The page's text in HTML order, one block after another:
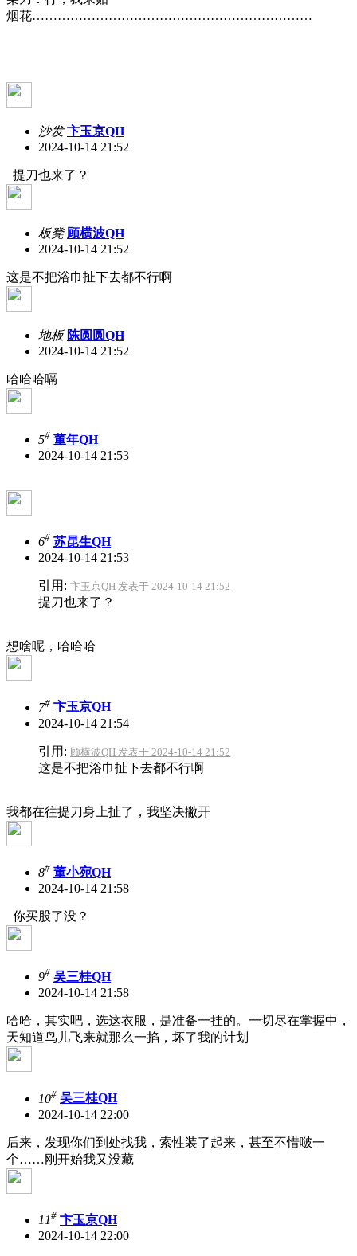
烟花…………………………………………………………
沙发 卞玉京QH
2024-10-14 21:52
提刀也来了？
板凳 顾横波QH
2024-10-14 21:52
这是不把浴巾扯下去都不行啊
地板 陈圆圆QH
2024-10-14 21:52
哈哈哈嗝
5# 董年QH
2024-10-14 21:53
6# 苏昆生QH
2024-10-14 21:53
引用: 卞玉京QH 发表于 2024-10-14 21:52
提刀也来了？
想啥呢，哈哈哈
7# 卞玉京QH
2024-10-14 21:54
引用: 顾横波QH 发表于 2024-10-14 21:52
这是不把浴巾扯下去都不行啊
我都在往提刀身上扯了，我坚决撇开
8# 董小宛QH
2024-10-14 21:58
你买股了没？
9# 吴三桂QH
2024-10-14 21:58
哈哈，其实吧，选这衣服，是准备一挂的。一切尽在掌握中，
天知道鸟儿飞来就那么一掐，坏了我的计划
10# 吴三桂QH
2024-10-14 22:00
后来，发现你们到处找我，索性装了起来，甚至不惜啵一
个……刚开始我又没藏
11# 卞玉京QH
2024-10-14 22:00